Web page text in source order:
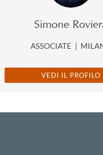
Simone
ASSOCIATE |
VEDI IL PROFILO